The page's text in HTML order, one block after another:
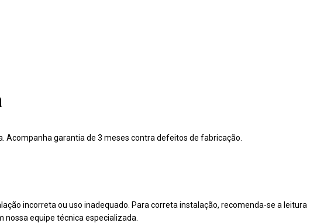
Acompanha garantia de 3 meses contra defeitos de fabricação.
incorreta ou uso inadequado. Para correta instalação, recomenda-se a leitura
nossa equipe técnica especializada.